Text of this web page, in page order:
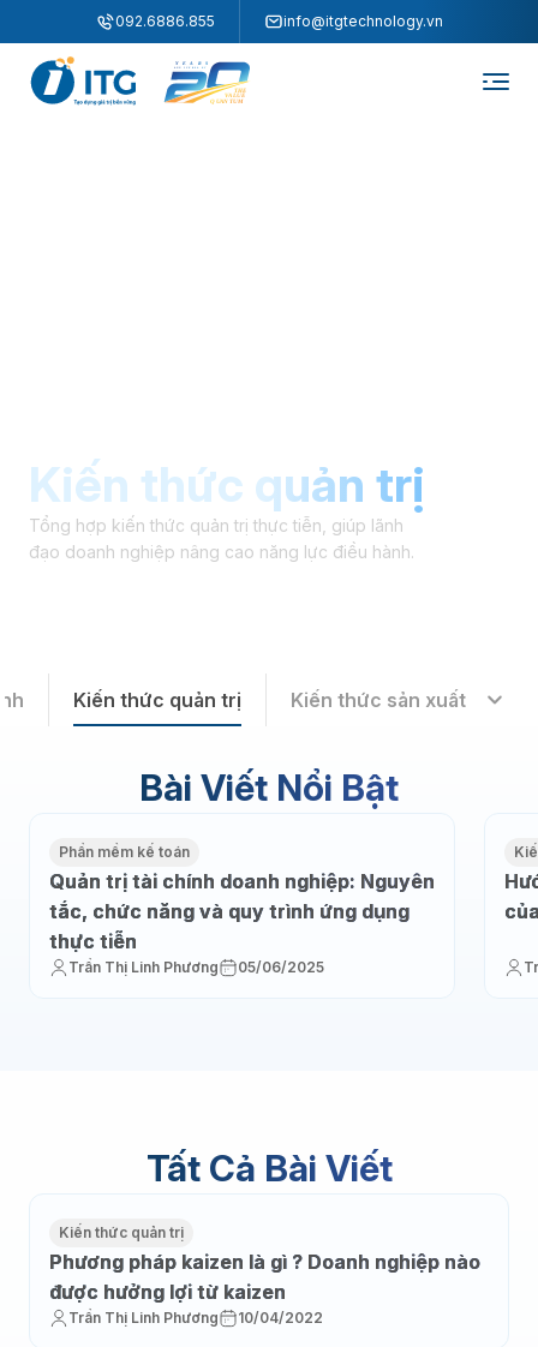
092.6886.855 info@itgtechnology.vn
Kiến thức quản trị
Tổng hợp kiến thức quản trị thực tiễn, giúp lãnh
đạo doanh nghiệp nâng cao năng lực điều hành.
Kiến thức quản trị Kiến thức sản xuất
Bài Viết Nổi Bật
Phần mềm kế toán
Quản trị tài chính doanh nghiệp: Nguyên
tắc, chức năng và quy trình ứng dụng
thực tiễn
Trần Thị Linh Phương 05/06/2025
Tất Cả Bài Viết
Kiến thức quản trị
Phương pháp kaizen là gì ? Doanh nghiệp nào
được hưởng lợi từ kaizen
Trần Thị Linh Phương 10/04/2022